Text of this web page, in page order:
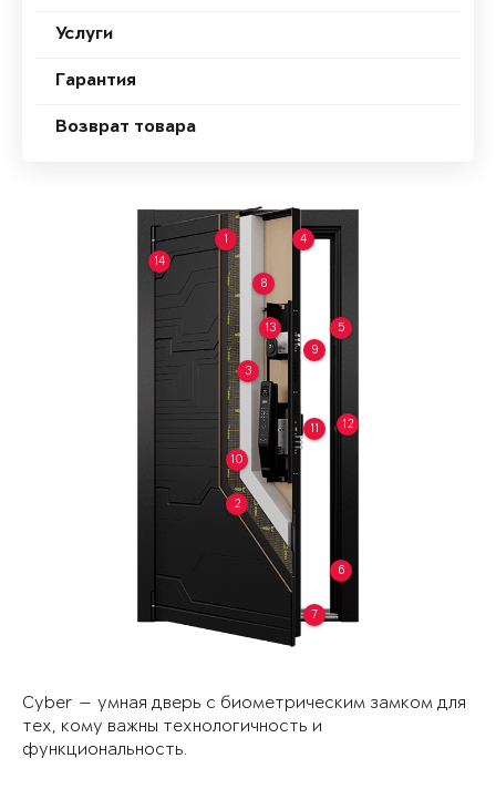
Услуги
Гарантия
Возврат товара
1
2
3
4
5
6
7
8
9
10
11 12
13
14
Cyber — умная дверь с биометрическим замком для
тех, кому важны технологичность и
функциональность.